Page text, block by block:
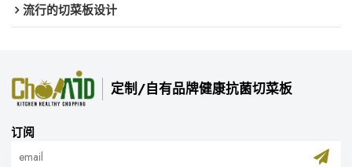
流行的切菜板设计
定制/自有品牌健康抗菌切菜板
订阅